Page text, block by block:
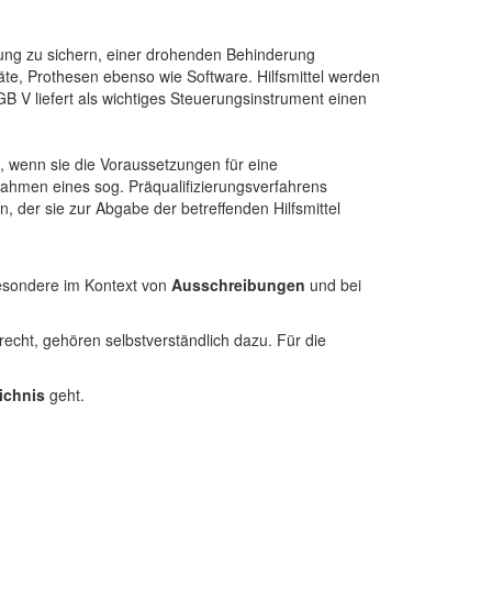
zu sichern, einer drohenden Behinderung
Prothesen ebenso wie Software. Hilfsmittel werden
V liefert als wichtiges Steuerungsinstrument einen
sie die Voraussetzungen für eine
eines sog. Präqualifizierungsverfahrens
der sie zur Abgabe der betreffenden Hilfsmittel
im Kontext von Ausschreibungen und bei
gehören selbstverständlich dazu. Für die
geht.